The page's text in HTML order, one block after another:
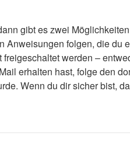
gibt es zwei
folgen, die du
werden –
erhalten hast, folge den
Wenn du dir sicher bist,